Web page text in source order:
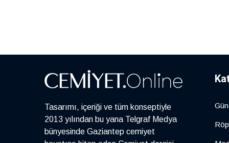
Tasarımı, içeriği ve tüm konseptiyle
2013 yılından bu yana Telgraf Medya
bünyesinde Gaziantep cemiyet